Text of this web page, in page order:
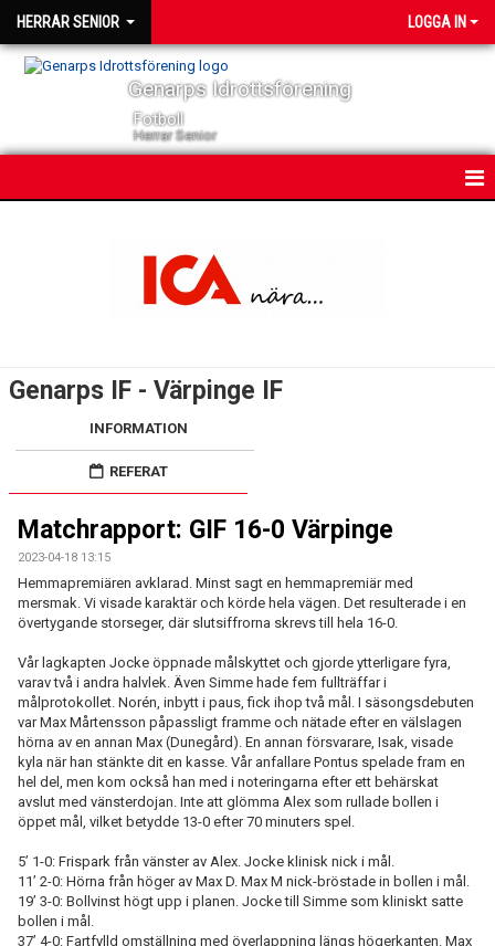
HERRAR SENIOR LOGGA IN
Genarps Idrottsförening
Fotboll
Herrar Senior
EKEVALLEN IP
DOKUMENT
BILDER
STATISTIK
ÅRSKORT A-LAG 2026
Genarps IF - Värpinge IF
INFORMATION
REFERAT
Matchrapport: GIF 16-0 Värpinge
2023-04-18 13:15
Hemmapremiären avklarad. Minst sagt en hemmapremiär med
mersmak. Vi visade karaktär och körde hela vägen. Det resulterade i en
övertygande storseger, där slutsiffrorna skrevs till hela 16-0.
Vår lagkapten Jocke öppnade målskyttet och gjorde ytterligare fyra,
varav två i andra halvlek. Även Simme hade fem fullträffar i
målprotokollet. Norén, inbytt i paus, fick ihop två mål. I säsongsdebuten
var Max Mårtensson påpassligt framme och nätade efter en välslagen
hörna av en annan Max (Dunegård). En annan försvarare, Isak, visade
kyla när han stänkte dit en kasse. Vår anfallare Pontus spelade fram en
hel del, men kom också han med i noteringarna efter ett behärskat
avslut med vänsterdojan. Inte att glömma Alex som rullade bollen i
öppet mål, vilket betydde 13-0 efter 70 minuters spel.
5’ 1-0: Frispark från vänster av Alex. Jocke klinisk nick i mål.
11’ 2-0: Hörna från höger av Max D. Max M nick-bröstade in bollen i mål.
19’ 3-0: Bollvinst högt upp i planen. Jocke till Simme som kliniskt satte
bollen i mål.
37’ 4-0: Fartfylld omställning med överlappning längs högerkanten. Max